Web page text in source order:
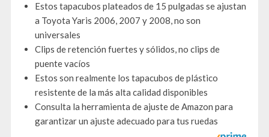
Estos tapacubos plateados de 15 pulgadas se ajustan
a Toyota Yaris 2006, 2007 y 2008, no son
universales
Clips de retención fuertes y sólidos, no clips de
puente vacíos
Estos son realmente los tapacubos de plástico
resistente de la más alta calidad disponibles
Consulta la herramienta de ajuste de Amazon para
garantizar un ajuste adecuado para tus ruedas